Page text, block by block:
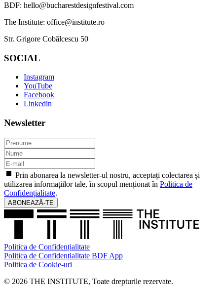
BDF: hello@bucharestdesignfestival.com
The Institute: office@institute.ro
Str. Grigore Cobălcescu 50
SOCIAL
Instagram
YouTube
Facebook
Linkedin
Newsletter
Prin abonarea la newsletter-ul nostru, acceptați colectarea și
utilizarea informațiilor tale, în scopul menționat în Politica de
Confidențialitate.
ABONEAZĂ-TE
Politica de Confidențialitate
Politica de Confidențialitate BDF App
Politica de Cookie-uri
© 2026 THE INSTITUTE, Toate drepturile rezervate.